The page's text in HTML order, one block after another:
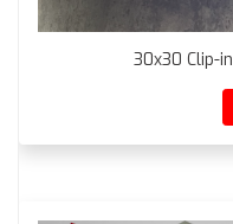
30x30 Clip-